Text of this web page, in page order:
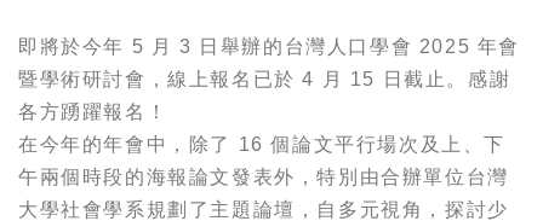
即將於今年 5 月 3 日舉辦的台灣人口學會 2025 年會
暨學術研討會，線上報名已於 4 月 15 日截止。感謝
各方踴躍報名！
在今年的年會中，除了 16 個論文平行場次及上、下
午兩個時段的海報論文發表外，特別由合辦單位台灣
大學社會學系規劃了主題論壇，自多元視角，探討少